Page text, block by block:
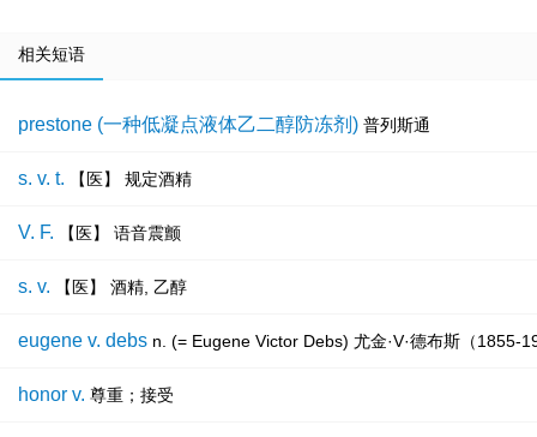
相关短语
prestone (一种低凝点液体乙二醇防冻剂) 普列斯通
s. v. t. 【医】 规定酒精
V. F. 【医】 语音震颤
s. v. 【医】 酒精, 乙醇
eugene v. debs n. (= Eugene Victor Debs) 尤金·V·德布斯（1855-
honor v. 尊重；接受